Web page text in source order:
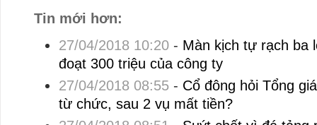
Tin mới hơn:
27/04/2018 10:20- Màn kịch tự rạch ba
đoạt 300 triệu của công ty
27/04/2018 08:55- Cổ đông hỏi Tổng
từ chức, sau 2 vụ mất tiền?